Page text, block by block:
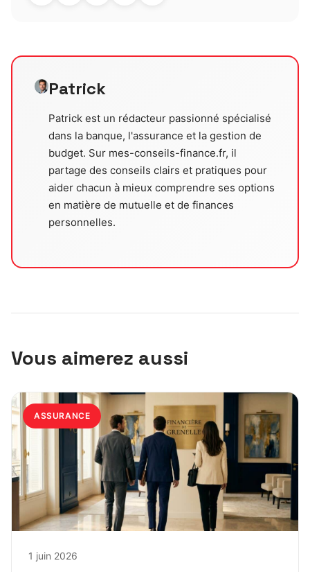
Patrick
Patrick est un rédacteur passionné spécialisé
dans la banque, l'assurance et la gestion de
budget. Sur mes-conseils-finance.fr, il
partage des conseils clairs et pratiques pour
aider chacun à mieux comprendre ses options
en matière de mutuelle et de finances
personnelles.
Vous aimerez aussi
ASSURANCE
1 juin 2026